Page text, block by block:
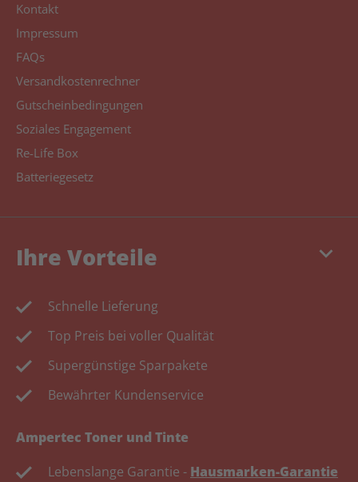
Kontakt
Impressum
FAQs
Versandkostenrechner
Gutscheinbedingungen
Soziales Engagement
Re-Life Box
Batteriegesetz
keyboard_arrow_down
Ihre Vorteile
Schnelle Lieferung
Top Preis bei voller Qualität
Supergünstige Sparpakete
Bewährter Kundenservice
Ampertec Toner und Tinte
Lebenslange Garantie - Hausmarken-Garantie